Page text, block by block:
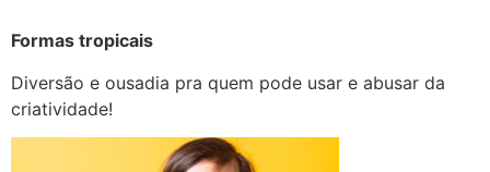
Formas tropicais
Diversão e ousadia pra quem pode usar e abusar da
criatividade!